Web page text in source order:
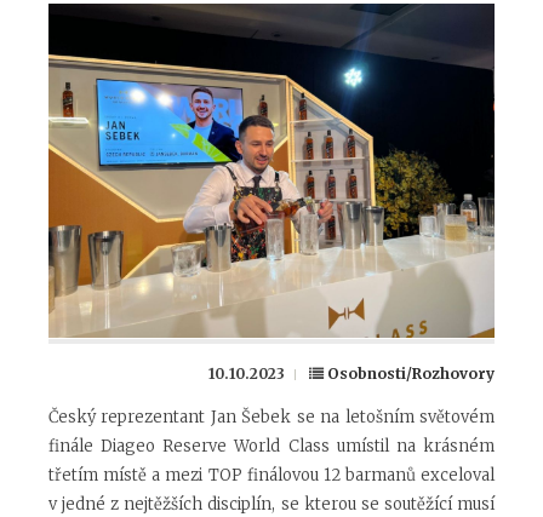
10.10.2023 Osobnosti/Rozhovory
Český reprezentant Jan Šebek se na letošním světovém
finále Diageo Reserve World Class umístil na krásném
třetím místě a mezi TOP finálovou 12 barmanů exceloval
v jedné z nejtěžších disciplín, se kterou se soutěžící musí